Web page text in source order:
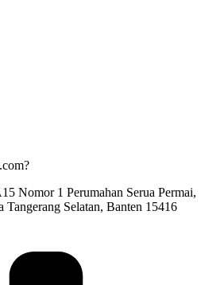
Nomor 1 Perumahan Serua Permai,
Tangerang Selatan, Banten 15416